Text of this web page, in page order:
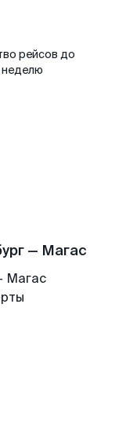
рейсов до
неделю
— Магас
Магас